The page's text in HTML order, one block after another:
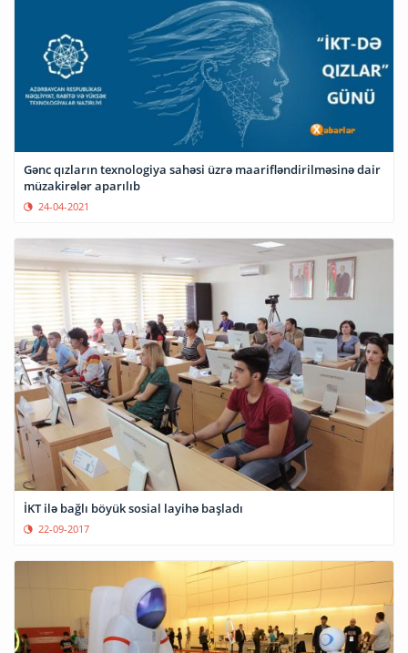
Gənc qızların texnologiya sahəsi üzrə maarifləndirilməsinə dair
müzakirələr aparılıb
24-04-2021
İKT ilə bağlı böyük sosial layihə başladı
22-09-2017